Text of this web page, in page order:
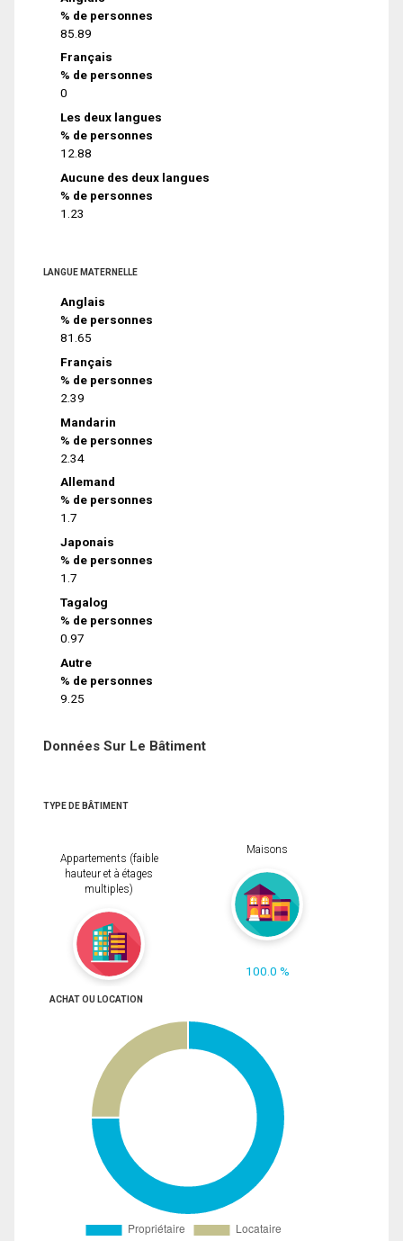
% de personnes
85.89
Français
% de personnes
0
Les deux langues
% de personnes
12.88
Aucune des deux langues
% de personnes
1.23
LANGUE MATERNELLE
Anglais
% de personnes
81.65
Français
% de personnes
2.39
Mandarin
% de personnes
2.34
Allemand
% de personnes
1.7
Japonais
% de personnes
1.7
Tagalog
% de personnes
0.97
Autre
% de personnes
9.25
Données Sur Le Bâtiment
TYPE DE BÂTIMENT
Appartements (faible
hauteur et à étages
multiples)
Maisons
100.0 %
ACHAT OU LOCATION